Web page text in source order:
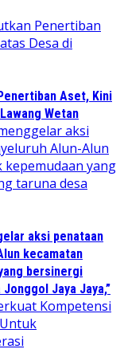
Aset, Kini
Wetan
aksi penataan
kecamatan
bersinergi
Jaya Jaya,”